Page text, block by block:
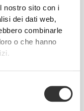
nostro sito con i
dei dati web,
combinarle
o che hanno
preferire la
utenti più
abbinare i
dei
Prozis